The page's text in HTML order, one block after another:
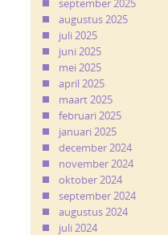
september 2025
augustus 2025
juli 2025
juni 2025
mei 2025
april 2025
maart 2025
februari 2025
januari 2025
december 2024
november 2024
oktober 2024
september 2024
augustus 2024
juli 2024